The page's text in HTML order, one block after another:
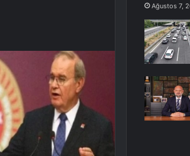
Ağustos 7,